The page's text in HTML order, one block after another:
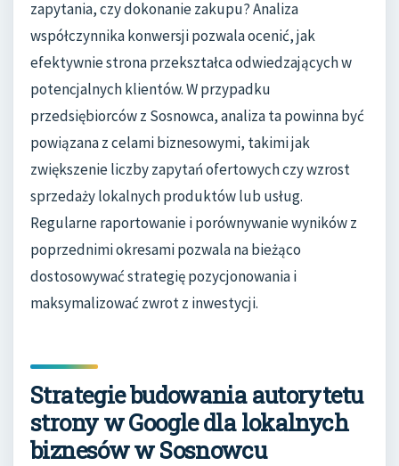
zapytania, czy dokonanie zakupu? Analiza
współczynnika konwersji pozwala ocenić, jak
efektywnie strona przekształca odwiedzających w
potencjalnych klientów. W przypadku
przedsiębiorców z Sosnowca, analiza ta powinna być
powiązana z celami biznesowymi, takimi jak
zwiększenie liczby zapytań ofertowych czy wzrost
sprzedaży lokalnych produktów lub usług.
Regularne raportowanie i porównywanie wyników z
poprzednimi okresami pozwala na bieżąco
dostosowywać strategię pozycjonowania i
maksymalizować zwrot z inwestycji.
Strategie budowania autorytetu
strony w Google dla lokalnych
biznesów w Sosnowcu